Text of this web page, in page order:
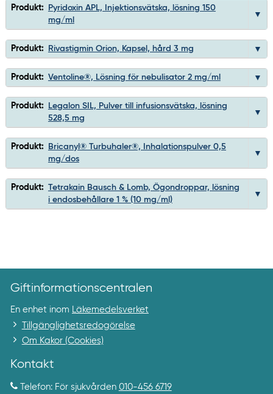
Produkt:
Pyridoxin APL, Injektionsvätska, lösning 150
mg/ml
Produkt: Rivastigmin Orion, Kapsel, hård 3 mg
Produkt: Ventoline®, Lösning för nebulisator 2 mg/ml
Produkt:
Legalon SIL, Pulver till infusionsvätska, lösning
528,5 mg
Produkt:
Bricanyl® Turbuhaler®, Inhalationspulver 0,5
mg/dos
Produkt: Tetrakain Bausch & Lomb, Ögondroppar, lösning
i endosbehållare 1 % (10 mg/ml)
Giftinformationscentralen
En enhet inom Läkemedelsverket
Tillgänglighetsredogörelse
Om Kakor (Cookies)
Kontakt
Telefon: För sjukvården 010-456 6719